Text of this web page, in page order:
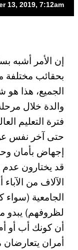
13, 2019, 7:12am
إن الأمر أشبه
بحقائب
الجميع، هذا هو
والدة خلال
فترة التعليم
حتى آخر نفس
إجهاض بأمان
قد يختارون
الآلاف من
الجامعية (سواء
لظروفهم) يبدو
أن كونك أب أو
أمران